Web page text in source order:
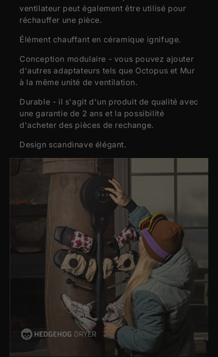
ventilateur peut également être utilisé pour
réchauffer une pièce.
Élément chauffant en céramique ignifuge.
Conception modulaire - vous pouvez ajouter
d'autres adaptateurs tels que Octopus et Mur
à la même unité de ventilation.
Durable - il s'agit d'un produit de qualité avec
une garantie de 2 ans et la possibilité
d'acheter des pièces de rechange.
Design scandinave élégant.